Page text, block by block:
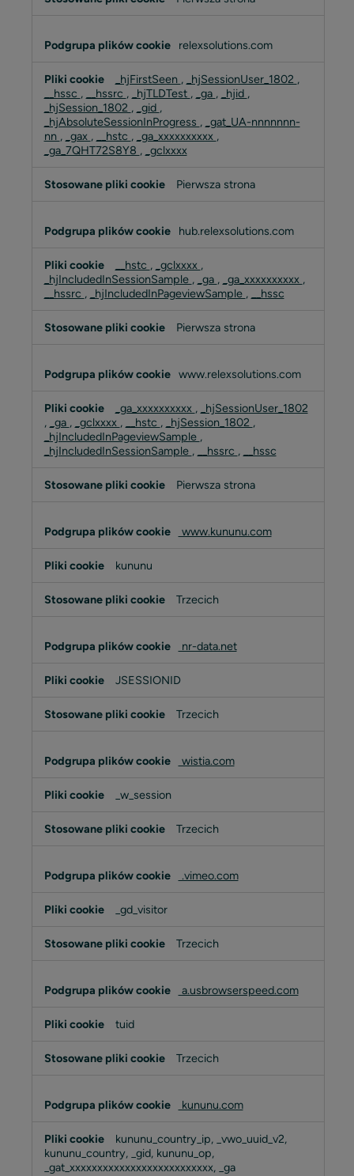
relexsolutions.com
_hjFirstSeen , _hjSessionUser_1802 ,
__hssc , __hssrc , _hjTLDTest , _ga , _hjid ,
_hjSession_1802 , _gid ,
_hjAbsoluteSessionInProgress , _gat_UA-nnnnnnn-
nn , _gax , __hstc , _ga_xxxxxxxxxx ,
_ga_7QHT72S8Y8 , _gclxxxx
Pierwsza strona
hub.relexsolutions.com
__hstc , _gclxxxx ,
_hjIncludedInSessionSample , _ga , _ga_xxxxxxxxxx ,
__hssrc , _hjIncludedInPageviewSample , __hssc
Pierwsza strona
www.relexsolutions.com
_ga_xxxxxxxxxx ,
_hjSessionUser_1802
, _ga , _gclxxxx , __hstc , _hjSession_1802 ,
_hjIncludedInPageviewSample ,
_hjIncludedInSessionSample , __hssrc , __hssc
Pierwsza strona
www.kununu.com
kununu
Trzecich
nr-data.net
JSESSIONID
Trzecich
wistia.com
_w_session
Trzecich
.vimeo.com
_gd_visitor
Trzecich
a.usbrowserspeed.com
tuid
Trzecich
kununu.com
kununu_country_ip, _vwo_uuid_v2,
kununu_country, _gid, kununu_op,
_gat_xxxxxxxxxxxxxxxxxxxxxxxxxx, _ga